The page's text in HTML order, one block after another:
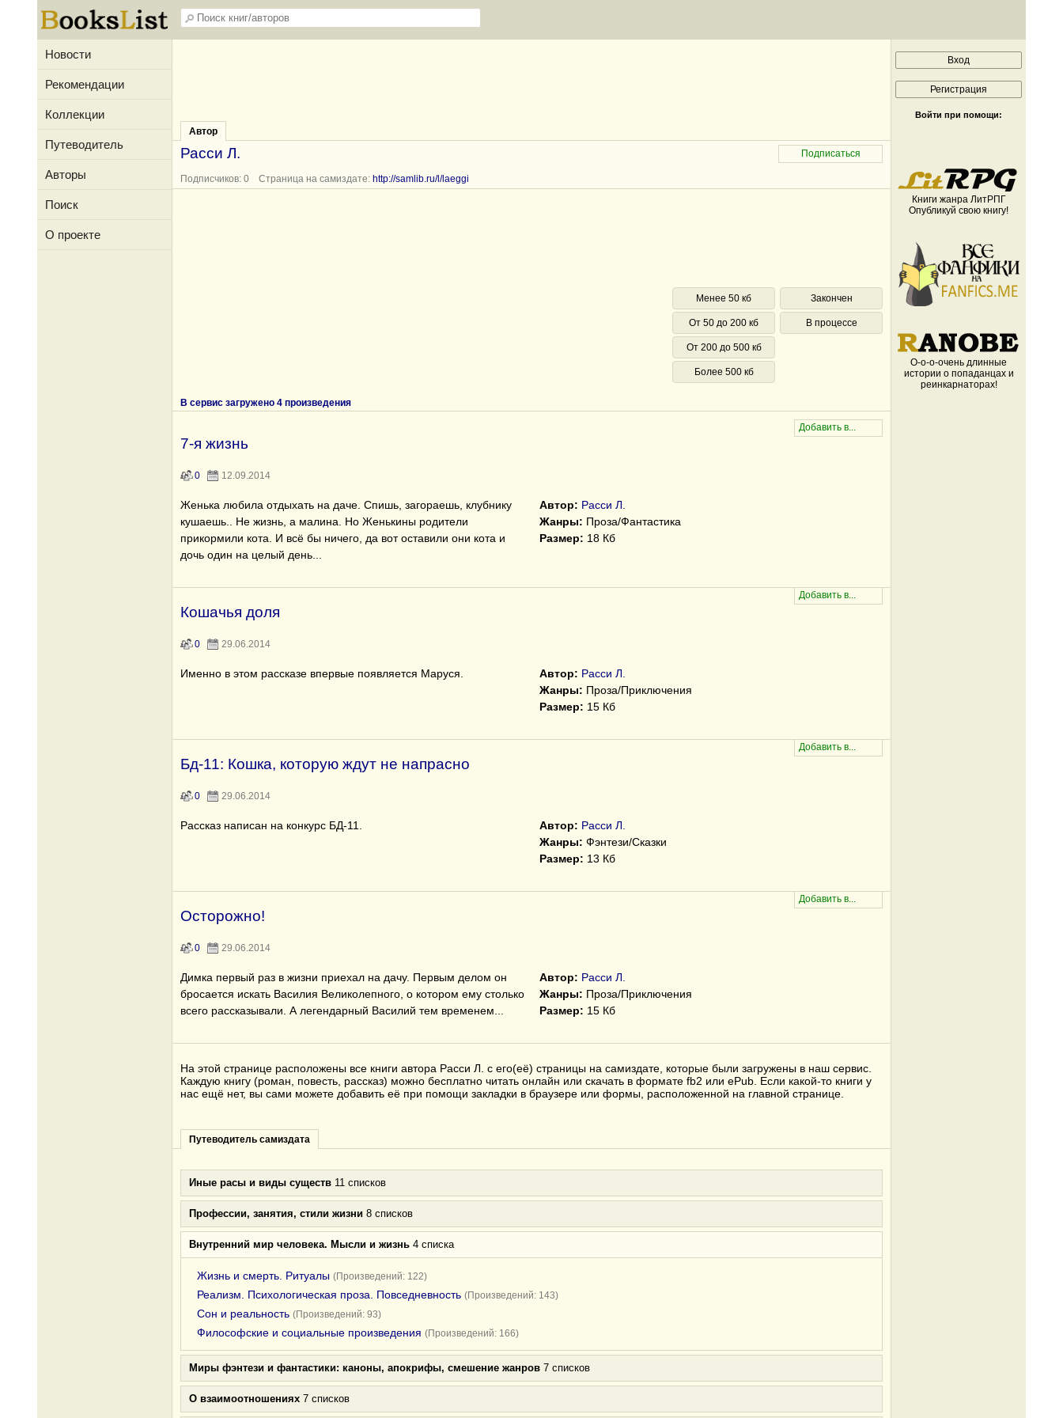
Новости
Рекомендации
Коллекции
Путеводитель
Авторы
Поиск
О проекте
Автор
Расси Л.
Подписчиков: 0 Страница на самиздате: http://samlib.ru/l/laeggi
Менее 50 кб
От 50 до 200 кб
От 200 до 500 кб
Более 500 кб
Закончен
В процессе
В сервис загружено 4 произведения
7-я жизнь
0 12.09.2014
Женька любила отдыхать на даче. Спишь, загораешь, клубнику
кушаешь.. Не жизнь, а малина. Но Женькины родители
прикормили кота. И всё бы ничего, да вот оставили они кота и
дочь один на целый день...
Автор: Расси Л.
Жанры: Проза/Фантастика
Размер: 18 Кб
Кошачья доля
0 29.06.2014
Именно в этом рассказе впервые появляется Маруся. Автор: Расси Л.
Жанры: Проза/Приключения
Размер: 15 Кб
Бд-11: Кошка, которую ждут не напрасно
0 29.06.2014
Рассказ написан на конкурс БД-11. Автор: Расси Л.
Жанры: Фэнтези/Сказки
Размер: 13 Кб
Осторожно!
0 29.06.2014
Димка первый раз в жизни приехал на дачу. Первым делом он
бросается искать Василия Великолепного, о котором ему столько
всего рассказывали. А легендарный Василий тем временем...
Автор: Расси Л.
Жанры: Проза/Приключения
Размер: 15 Кб
На этой странице расположены все книги автора Расси Л. с его(её) страницы на самиздате, которые были загружены в наш сервис.
Каждую книгу (роман, повесть, рассказ) можно бесплатно читать онлайн или скачать в формате fb2 или ePub. Если какой-то книги у
нас ещё нет, вы сами можете добавить её при помощи закладки в браузере или формы, расположенной на главной странице.
Путеводитель самиздата
Иные расы и виды существ 11 списков
Профессии, занятия, стили жизни 8 списков
Внутренний мир человека. Мысли и жизнь 4 списка
Жизнь и смерть. Ритуалы (Произведений: 122)
Реализм. Психологическая проза. Повседневность (Произведений: 143)
Сон и реальность (Произведений: 93)
Философские и социальные произведения (Произведений: 166)
Миры фэнтези и фантастики: каноны, апокрифы, смешение жанров 7 списков
О взаимоотношениях 7 списков
Войти при помощи:
Книги жанра ЛитРПГ
Опубликуй свою книгу!
О-о-о-очень длинные
истории о попаданцах и
реинкарнаторах!